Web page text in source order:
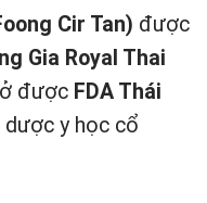
Cir Tan) được
Gia Royal Thai
được FDA Thái
y học cổ